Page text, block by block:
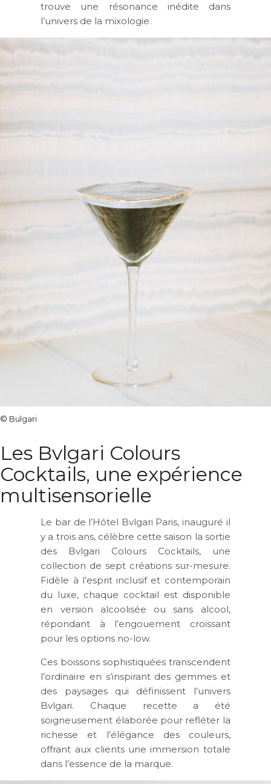
trouve une résonance inédite dans
l’univers de la mixologie.
© Bulgari
Les Bvlgari Colours
Cocktails, une expérience
multisensorielle
Le bar de l’Hôtel Bvlgari Paris, inauguré il
y a trois ans, célèbre cette saison la sortie
des
Bvlgari Colours Cocktails, une
collection de sept créations sur-mesure.
Fidèle à l’esprit inclusif et contemporain
du luxe, chaque cocktail est disponible
en version alcoolisée ou sans alcool,
répondant à l’engouement croissant
pour les options no-low.
Ces boissons sophistiquées transcendent
l’ordinaire en s’inspirant des gemmes et
des paysages qui définissent l’univers
Bvlgari. Chaque recette a été
soigneusement élaborée pour refléter la
richesse et l’élégance des couleurs,
offrant aux clients une immersion totale
dans l’essence de la marque.